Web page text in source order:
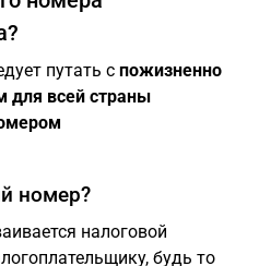
путать с пожизненно
для всей страны
номер?
налоговой
будь то